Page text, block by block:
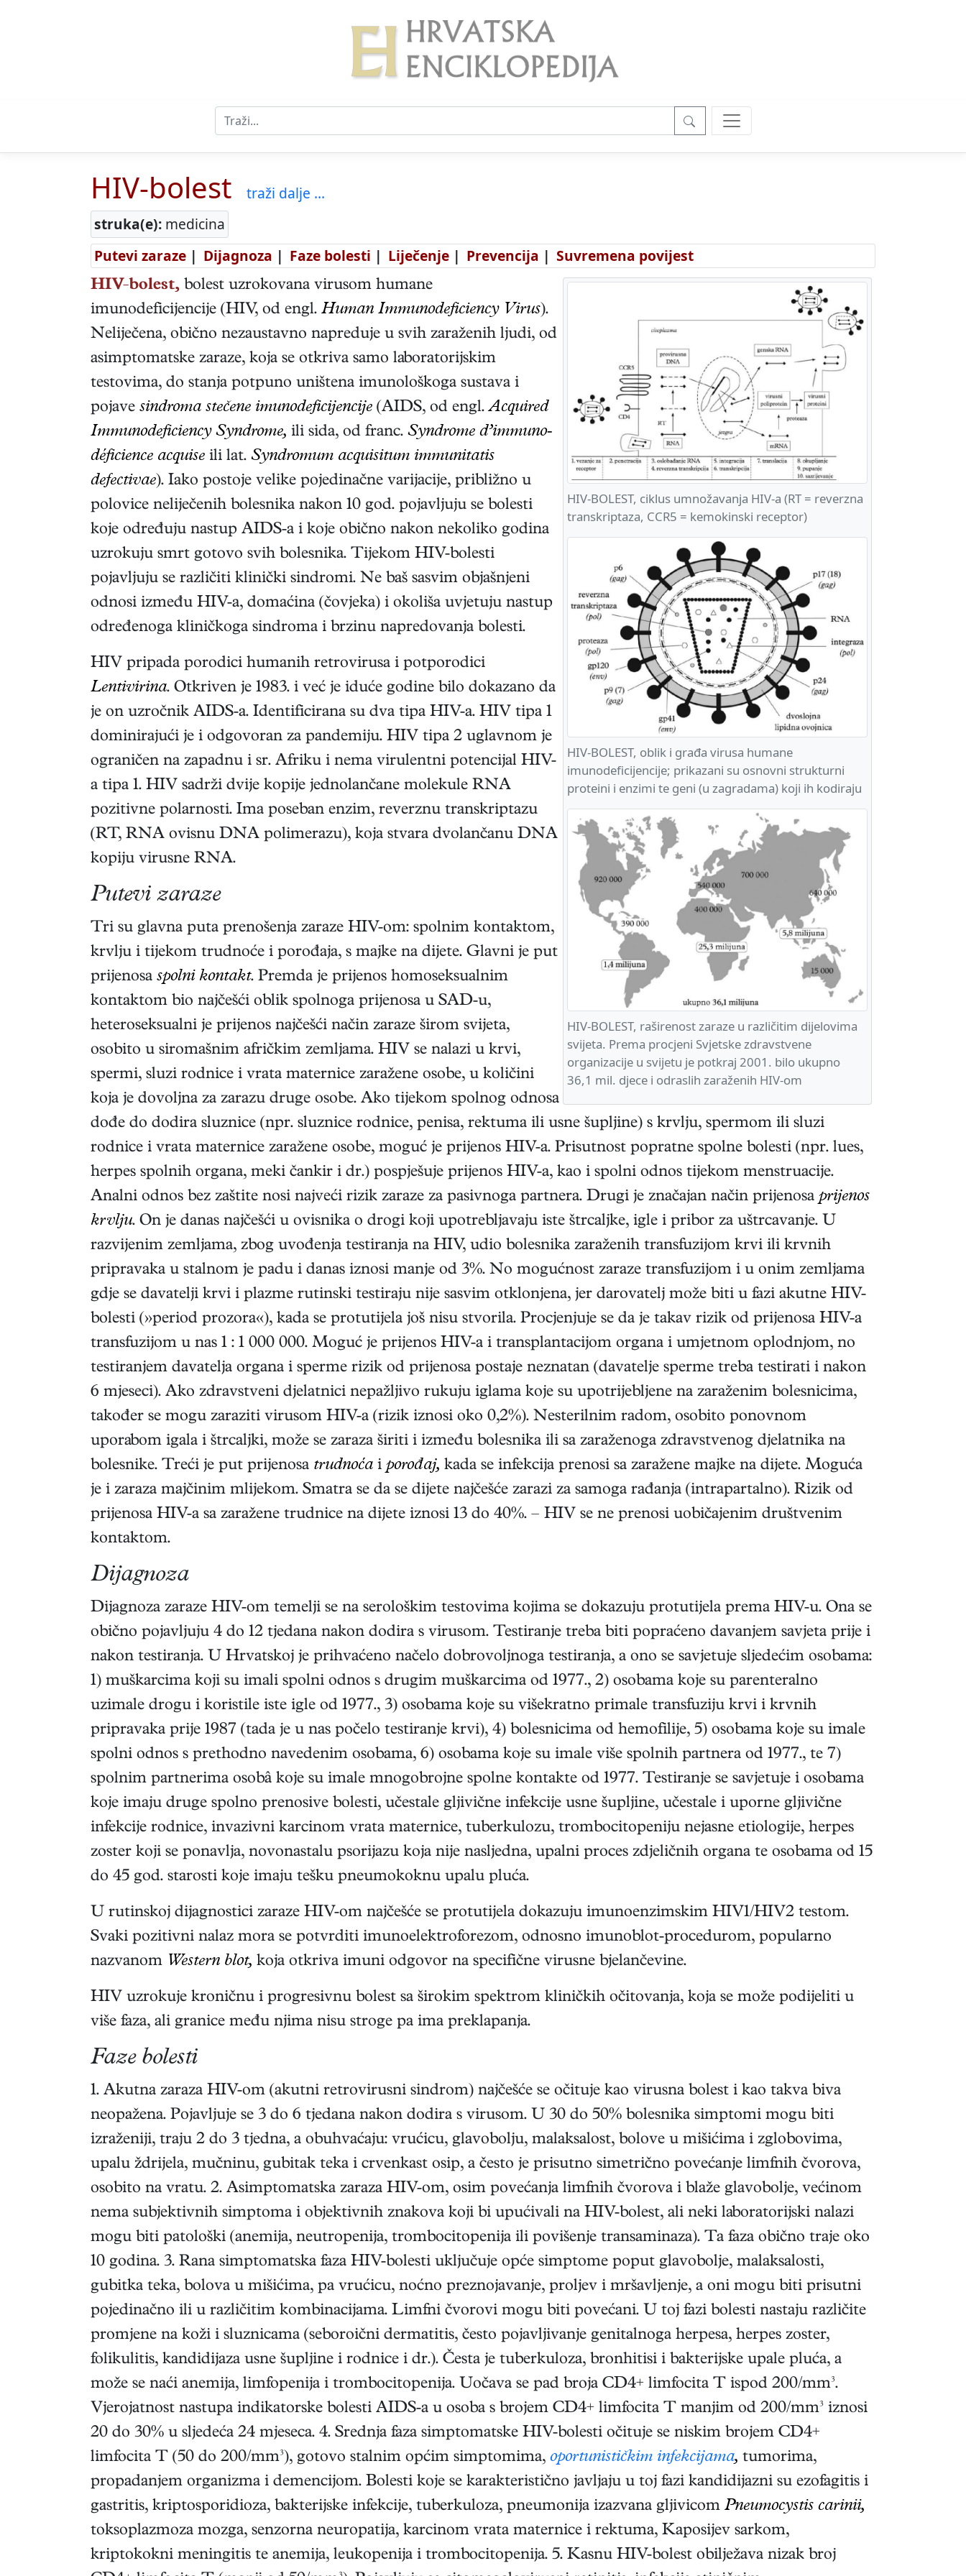
HIV-bolest
traži dalje ...
struka(e): medicina
Putevi zaraze | Dijagnoza | Faze bolesti | Liječenje | Prevencija | Suvremena povijest
HIV-BOLEST, ciklus umnožavanja HIV-a (RT = reverzna
transkriptaza, CCR5 = kemokinski receptor)
HIV-BOLEST, oblik i građa virusa humane
imunodeficijencije; prikazani su osnovni strukturni
proteini i enzimi te geni (u zagradama) koji ih kodiraju
HIV-BOLEST, raširenost zaraze u različitim dijelovima
svijeta. Prema procjeni Svjetske zdravstvene
organizacije u svijetu je potkraj 2001. bilo ukupno
36,1 mil. djece i odraslih zaraženih HIV-om
HIV-bolest, bolest uzrokovana virusom humane
imunodeficijencije (HIV, od engl. Human Immunodeficiency Virus).
Neliječena, obično nezaustavno napreduje u svih zaraženih ljudi, od
asimptomatske zaraze, koja se otkriva samo laboratorijskim
testovima, do stanja potpuno uništena imunološkoga sustava i
pojave sindroma stečene imunodeficijencije (AIDS, od engl.Acquired
Immunodeficiency Syndrome, ili sida, od franc. Syndrome d’immuno-
déficience acquise ili lat. Syndromum acquisitum immunitatis
defectivae). Iako postoje velike pojedinačne varijacije, približno u
polovice neliječenih bolesnika nakon 10 god. pojavljuju se bolesti
koje određuju nastup AIDS-a i koje obično nakon nekoliko godina
uzrokuju smrt gotovo svih bolesnika. Tijekom HIV-bolesti
pojavljuju se različiti klinički sindromi. Ne baš sasvim objašnjeni
odnosi između HIV-a, domaćina (čovjeka) i okoliša uvjetuju nastup
određenoga kliničkoga sindroma i brzinu napredovanja bolesti.
HIV pripada porodici humanih retrovirusa i potporodici
Lentivirina. Otkriven je 1983. i već je iduće godine bilo dokazano da
je on uzročnik AIDS-a. Identificirana su dva tipa HIV-a. HIV tipa 1
dominirajući je i odgovoran za pandemiju. HIV tipa 2 uglavnom je
ograničen na zapadnu i sr. Afriku i nema virulentni potencijal HIV-
a tipa 1. HIV sadrži dvije kopije jednolančane molekule RNA
pozitivne polarnosti. Ima poseban enzim, reverznu transkriptazu
(RT, RNA ovisnu DNA polimerazu), koja stvara dvolančanu DNA
kopiju virusne RNA.
Putevi zaraze
Tri su glavna puta prenošenja zaraze HIV-om: spolnim kontaktom,
krvlju i tijekom trudnoće i porođaja, s majke na dijete. Glavni je put
prijenosa spolni kontakt. Premda je prijenos homoseksualnim
kontaktom bio najčešći oblik spolnoga prijenosa u SAD-u,
heteroseksualni je prijenos najčešći način zaraze širom svijeta,
osobito u siromašnim afričkim zemljama. HIV se nalazi u krvi,
spermi, sluzi rodnice i vrata maternice zaražene osobe, u količini
koja je dovoljna za zarazu druge osobe. Ako tijekom spolnog odnosa
dođe do dodira sluznice (npr. sluznice rodnice, penisa, rektuma ili usne šupljine) s krvlju, spermom ili sluzi
rodnice i vrata maternice zaražene osobe, moguć je prijenos HIV-a. Prisutnost popratne spolne bolesti (npr. lues,
herpes spolnih organa, meki čankir i dr.) pospješuje prijenos HIV-a, kao i spolni odnos tijekom menstruacije.
Analni odnos bez zaštite nosi najveći rizik zaraze za pasivnoga partnera. Drugi je značajan način prijenosa prijenos
krvlju. On je danas najčešći u ovisnika o drogi koji upotrebljavaju iste štrcaljke, igle i pribor za uštrcavanje. U
razvijenim zemljama, zbog uvođenja testiranja na HIV, udio bolesnika zaraženih transfuzijom krvi ili krvnih
pripravaka u stalnom je padu i danas iznosi manje od 3%. No mogućnost zaraze transfuzijom i u onim zemljama
gdje se davatelji krvi i plazme rutinski testiraju nije sasvim otklonjena, jer darovatelj može biti u fazi akutne HIV-
bolesti (»period prozora«), kada se protutijela još nisu stvorila. Procjenjuje se da je takav rizik od prijenosa HIV-a
transfuzijom u nas 1 : 1 000 000. Moguć je prijenos HIV-a i transplantacijom organa i umjetnom oplodnjom, no
testiranjem davatelja organa i sperme rizik od prijenosa postaje neznatan (davatelje sperme treba testirati i nakon
6 mjeseci). Ako zdravstveni djelatnici nepažljivo rukuju iglama koje su upotrijebljene na zaraženim bolesnicima,
također se mogu zaraziti virusom HIV-a (rizik iznosi oko 0,2%). Nesterilnim radom, osobito ponovnom
uporabom igala i štrcaljki, može se zaraza širiti i između bolesnika ili sa zaraženoga zdravstvenog djelatnika na
bolesnike. Treći je put prijenosa trudnoća i porođaj, kada se infekcija prenosi sa zaražene majke na dijete. Moguća
je i zaraza majčinim mlijekom. Smatra se da se dijete najčešće zarazi za samoga rađanja (intrapartalno). Rizik od
prijenosa HIV-a sa zaražene trudnice na dijete iznosi 13 do 40%. – HIV se ne prenosi uobičajenim društvenim
kontaktom.
Dijagnoza
Dijagnoza zaraze HIV-om temelji se na serološkim testovima kojima se dokazuju protutijela prema HIV-u. Ona se
obično pojavljuju 4 do 12 tjedana nakon dodira s virusom. Testiranje treba biti popraćeno davanjem savjeta prije i
nakon testiranja. U Hrvatskoj je prihvaćeno načelo dobrovoljnoga testiranja, a ono se savjetuje sljedećim osobama:
1) muškarcima koji su imali spolni odnos s drugim muškarcima od 1977., 2) osobama koje su parenteralno
uzimale drogu i koristile iste igle od 1977., 3) osobama koje su višekratno primale transfuziju krvi i krvnih
pripravaka prije 1987 (tada je u nas počelo testiranje krvi), 4) bolesnicima od hemofilije, 5) osobama koje su imale
spolni odnos s prethodno navedenim osobama, 6) osobama koje su imale više spolnih partnera od 1977., te 7)
spolnim partnerima osobâ koje su imale mnogobrojne spolne kontakte od 1977. Testiranje se savjetuje i osobama
koje imaju druge spolno prenosive bolesti, učestale gljivične infekcije usne šupljine, učestale i uporne gljivične
infekcije rodnice, invazivni karcinom vrata maternice, tuberkulozu, trombocitopeniju nejasne etiologije, herpes
zoster koji se ponavlja, novonastalu psorijazu koja nije nasljedna, upalni proces zdjeličnih organa te osobama od 15
do 45 god. starosti koje imaju tešku pneumokoknu upalu pluća.
U rutinskoj dijagnostici zaraze HIV-om najčešće se protutijela dokazuju imunoenzimskim HIV1/HIV2 testom.
Svaki pozitivni nalaz mora se potvrditi imunoelektroforezom, odnosno imunoblot-procedurom, popularno
nazvanom Western blot, koja otkriva imuni odgovor na specifične virusne bjelančevine.
HIV uzrokuje kroničnu i progresivnu bolest sa širokim spektrom kliničkih očitovanja, koja se može podijeliti u
više faza, ali granice među njima nisu stroge pa ima preklapanja.
Faze bolesti
1. Akutna zaraza HIV-om (akutni retrovirusni sindrom) najčešće se očituje kao virusna bolest i kao takva biva
neopažena. Pojavljuje se 3 do 6 tjedana nakon dodira s virusom. U 30 do 50% bolesnika simptomi mogu biti
izraženiji, traju 2 do 3 tjedna, a obuhvaćaju: vrućicu, glavobolju, malaksalost, bolove u mišićima i zglobovima,
upalu ždrijela, mučninu, gubitak teka i crvenkast osip, a često je prisutno simetrično povećanje limfnih čvorova,
osobito na vratu. 2. Asimptomatska zaraza HIV-om, osim povećanja limfnih čvorova i blaže glavobolje, većinom
nema subjektivnih simptoma i objektivnih znakova koji bi upućivali na HIV-bolest, ali neki laboratorijski nalazi
mogu biti patološki (anemija, neutropenija, trombocitopenija ili povišenje transaminaza). Ta faza obično traje oko
10 godina. 3. Rana simptomatska faza HIV-bolesti uključuje opće simptome poput glavobolje, malaksalosti,
gubitka teka, bolova u mišićima, pa vrućicu, noćno preznojavanje, proljev i mršavljenje, a oni mogu biti prisutni
pojedinačno ili u različitim kombinacijama. Limfni čvorovi mogu biti povećani. U toj fazi bolesti nastaju različite
promjene na koži i sluznicama (seboroični dermatitis, često pojavljivanje genitalnoga herpesa, herpes zoster,
folikulitis, kandidijaza usne šupljine i rodnice i dr.). Česta je tuberkuloza, bronhitisi i bakterijske upale pluća, a
može se naći anemija, limfopenija i trombocitopenija. Uočava se pad broja CD4+ limfocita T ispod 200/mm³.
Vjerojatnost nastupa indikatorske bolesti AIDS-a u osoba s brojem CD4+ limfocita T manjim od 200/mm³ iznosi
20 do 30% u sljedeća 24 mjeseca. 4. Srednja faza simptomatske HIV-bolesti očituje se niskim brojem CD4+
limfocita T (50 do 200/mm³), gotovo stalnim općim simptomima, oportunističkim infekcijama, tumorima,
propadanjem organizma i demencijom. Bolesti koje se karakteristično javljaju u toj fazi kandidijazni su ezofagitis i
gastritis, kriptosporidioza, bakterijske infekcije, tuberkuloza, pneumonija izazvana gljivicom Pneumocystis carinii,
toksoplazmoza mozga, senzorna neuropatija, karcinom vrata maternice i rektuma, Kaposijev sarkom,
kriptokokni meningitis te anemija, leukopenija i trombocitopenija. 5. Kasnu HIV-bolest obilježava nizak broj